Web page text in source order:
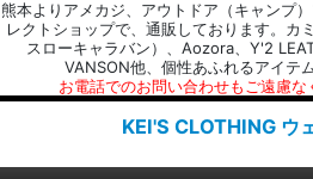
熊本よりアメカジ、アウトドア（キャンプ
レクトショップで、通販しております。
スローキャラバン）、Aozora、Y'2
VANSON他、個性あふれるアイテ
お電話でのお問い合わせもご遠慮
KEI'S CLOTHING ウ